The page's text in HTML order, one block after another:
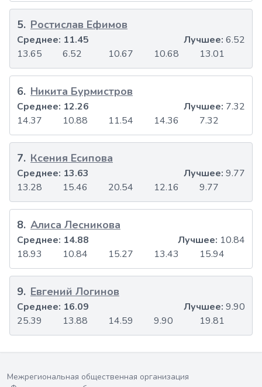
5. Ростислав Ефимов
13.65 6.52 10.67 10.68 13.01
Среднее: 11.45 Лучшее: 6.52
6. Никита Бурмистров
14.37 10.88 11.54 14.36 7.32
Среднее: 12.26 Лучшее: 7.32
7. Ксения Есипова
13.28 15.46 20.54 12.16 9.77
Среднее: 13.63 Лучшее: 9.77
8. Алиса Лесникова
18.93 10.84 15.27 13.43 15.94
Среднее: 14.88 Лучшее: 10.84
9. Евгений Логинов
25.39 13.88 14.59 9.90 19.81
Среднее: 16.09 Лучшее: 9.90
Межрегиональная общественная организация